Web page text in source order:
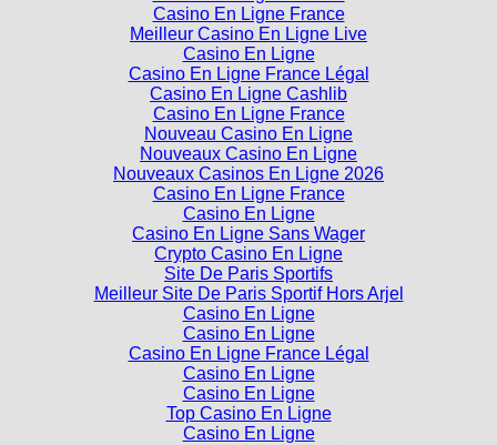
Casino En Ligne France
Meilleur Casino En Ligne Live
Casino En Ligne
Casino En Ligne France Légal
Casino En Ligne Cashlib
Casino En Ligne France
Nouveau Casino En Ligne
Nouveaux Casino En Ligne
Nouveaux Casinos En Ligne 2026
Casino En Ligne France
Casino En Ligne
Casino En Ligne Sans Wager
Crypto Casino En Ligne
Site De Paris Sportifs
Meilleur Site De Paris Sportif Hors Arjel
Casino En Ligne
Casino En Ligne
Casino En Ligne France Légal
Casino En Ligne
Casino En Ligne
Top Casino En Ligne
Casino En Ligne